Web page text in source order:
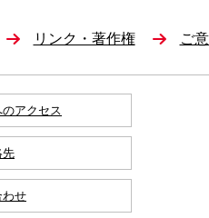
リンク・著作権 ご
アクセス
先
わせ